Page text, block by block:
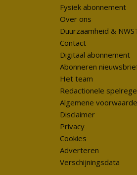
Fysiek abonnement
Over ons
Duurzaamheid &
Contact
Digitaal abonnement
Abonneren
Het team
Redactionele
Algemene
Disclaimer
Privacy
Cookies
Adverteren
Verschijningsdata